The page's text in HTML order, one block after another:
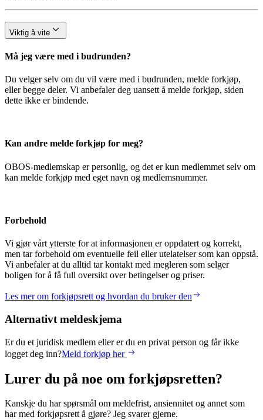
Viktig å vite
Må jeg være med i budrunden?
Du velger selv om du vil være med i budrunden, melde forkjøp,
eller begge deler. Vi anbefaler deg uansett å melde forkjøp, siden
dette ikke er bindende.
Kan andre melde forkjøp for meg?
OBOS-medlemskap er personlig, og det er kun medlemmet selv om
kan melde forkjøp med eget navn og medlemsnummer.
Forbehold
Vi gjør vårt ytterste for at informasjonen er oppdatert og korrekt,
men tar forbehold om eventuelle feil eller utelatelser som kan oppstå.
Vi anbefaler at du alltid tar kontakt med megleren som selger
boligen for å få full oversikt over betingelser og priser.
Les mer om forkjøpsrett og hvordan du bruker den
Alternativt meldeskjema
Er du et juridisk medlem eller er du en privat person og får ikke
logget deg inn?Meld forkjøp her
Lurer du på noe om forkjøpsretten?
Kanskje du har spørsmål om meldefrist, ansiennitet og annet som
har med forkjøpsrett å gjøre? Jeg svarer gjerne.